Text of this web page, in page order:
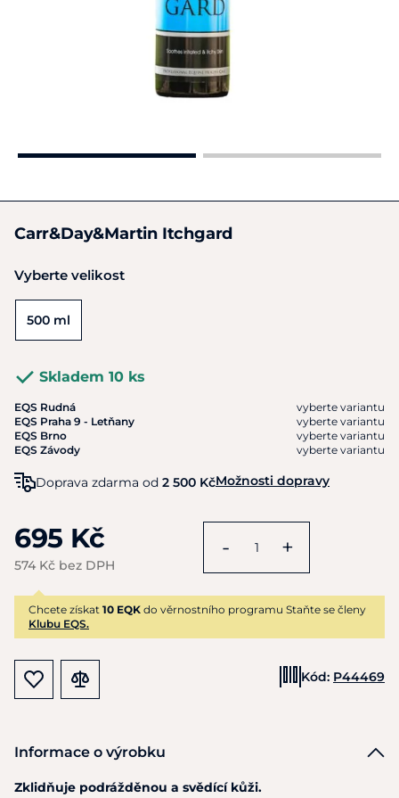
Carr&Day&Martin Itchgard
Vyberte velikost
500 ml
Skladem 10 ks
EQS Rudná
vyberte variantu
EQS Praha 9 - Letňany
vyberte variantu
EQS Brno
vyberte variantu
EQS Závody
vyberte variantu
Doprava zdarma od 2 500 KčMožnosti dopravy
695 Kč
574 Kč bez DPH
- +
Chcete získat 10 EQK do věrnostního programu Staňte se členy
Klubu EQS.
Kód: P44469
Informace o výrobku
Zklidňuje podrážděnou a svědící kůži.